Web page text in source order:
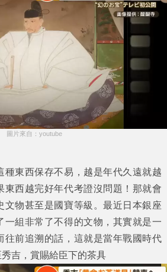
圖片來自：youtube
種東西保存不易，越是年代久遠就越
東西越完好年代考證沒問題！那就會
文物甚至是國寶等級。最近日本銀座
一組非常了不得的文物，其實就是一
往前追溯的話，這就是當年戰國時代
吉，賞賜給臣下的茶具